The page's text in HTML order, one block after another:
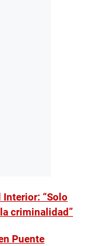
“Solo
criminalidad”
Puente